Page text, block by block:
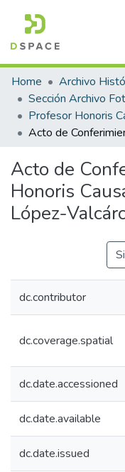
Communities &
All of DSpace
Statistics
Home
Sección Archivo
Profesor Honoris
Acto de
Honoris
López-
dc.contributor
dc.coverage.spatial
dc.date.accessioned
dc.date.available
dc.date.issued